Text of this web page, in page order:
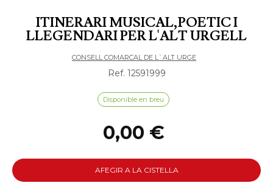
ITINERARI MUSICAL,POETIC I
LLEGENDARI PER L'ALT URGELL
CONSELL COMARCAL DE L`ALT URGE
Ref. 12591999
Disponible en breu
0,00 €
AFEGIR A LA CISTELLA